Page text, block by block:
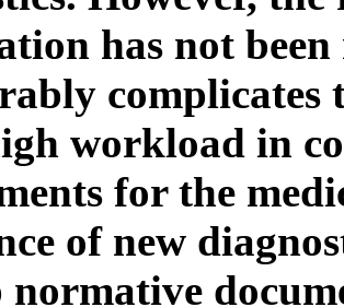
has not
workload in
for the
of new
normative